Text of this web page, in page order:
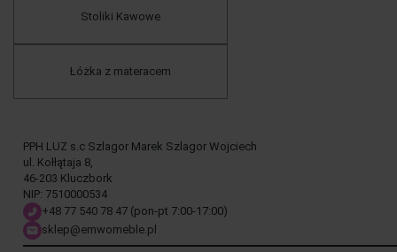
Stoliki Kawowe
Łóżka z materacem
PPH LUZ s.c Szlagor Marek Szlagor Wojciech
ul. Kołłątaja 8,
46-203 Kluczbork
NIP: 7510000534
+48 77 540 78 47 (pon-pt 7:00-17:00)
sklep@emwomeble.pl